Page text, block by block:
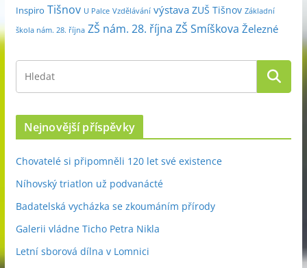
Inspiro Tišnov U Palce Vzdělávání výstava ZUŠ Tišnov Základní
škola nám. 28. října ZŠ nám. 28. října ZŠ Smíškova Železné
Nejnovější příspěvky
Chovatelé si připomněli 120 let své existence
Níhovský triatlon už podvanácté
Badatelská vycházka se zkoumáním přírody
Galerii vládne Ticho Petra Nikla
Letní sborová dílna v Lomnici